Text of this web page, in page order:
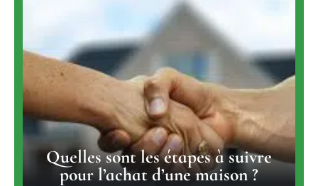
Quelles sont les étapes à suivre
pour l’achat d’une maison ?